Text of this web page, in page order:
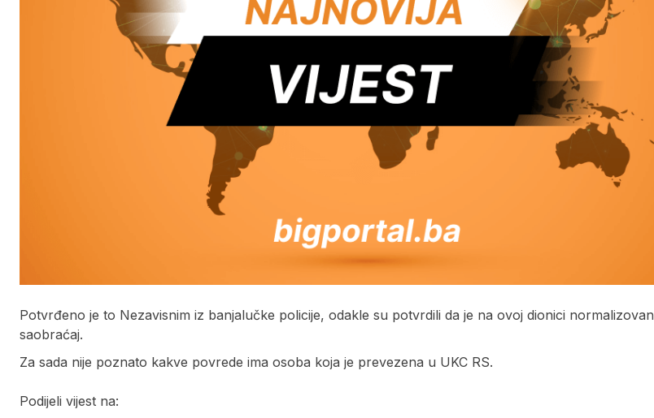
Potvrđeno je to Nezavisnim iz banjalučke policije, odakle su potvrdili da je na ovoj dionici normalizovan
saobraćaj.
Za sada nije poznato kakve povrede ima osoba koja je prevezena u UKC RS.
Podijeli vijest na: